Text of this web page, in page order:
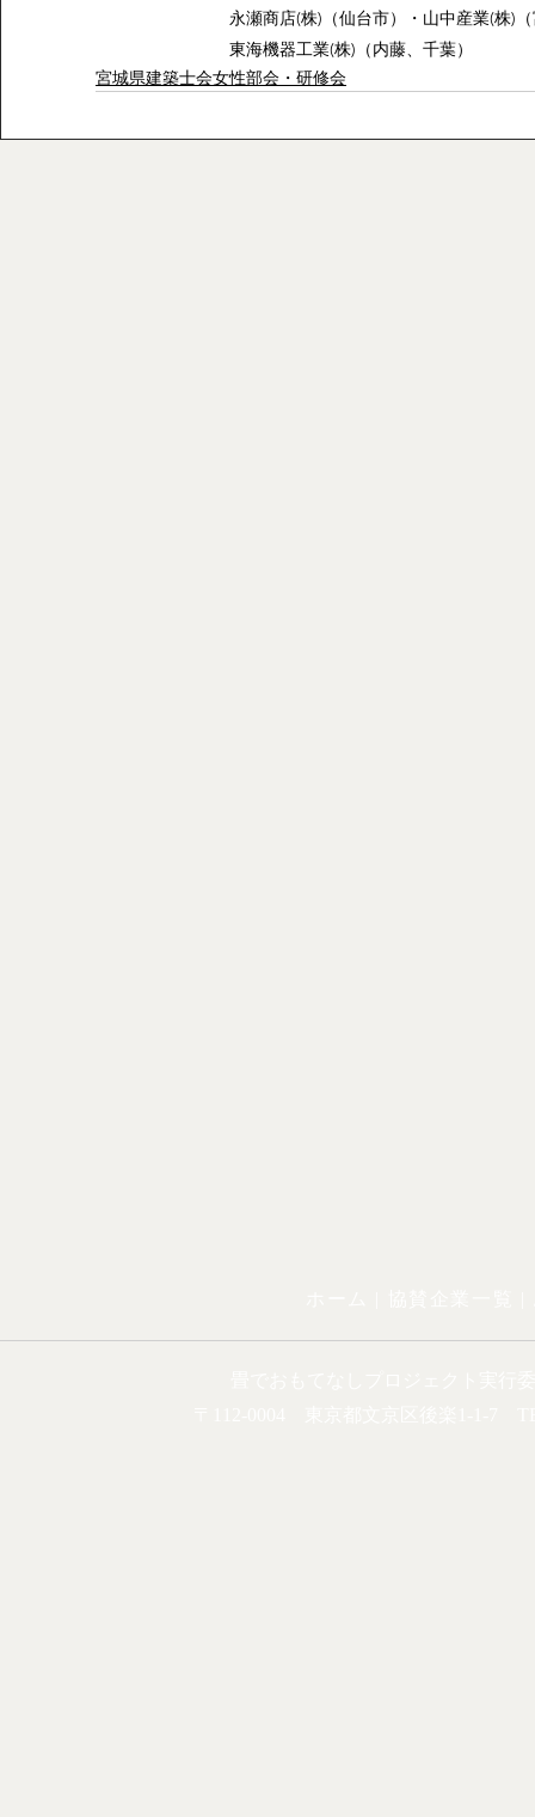
永瀬商店(株)（仙台市）・山中産業(株)（
東海機器工業(株)（内藤、千葉）
宮城県建築士会女性部会・研修会